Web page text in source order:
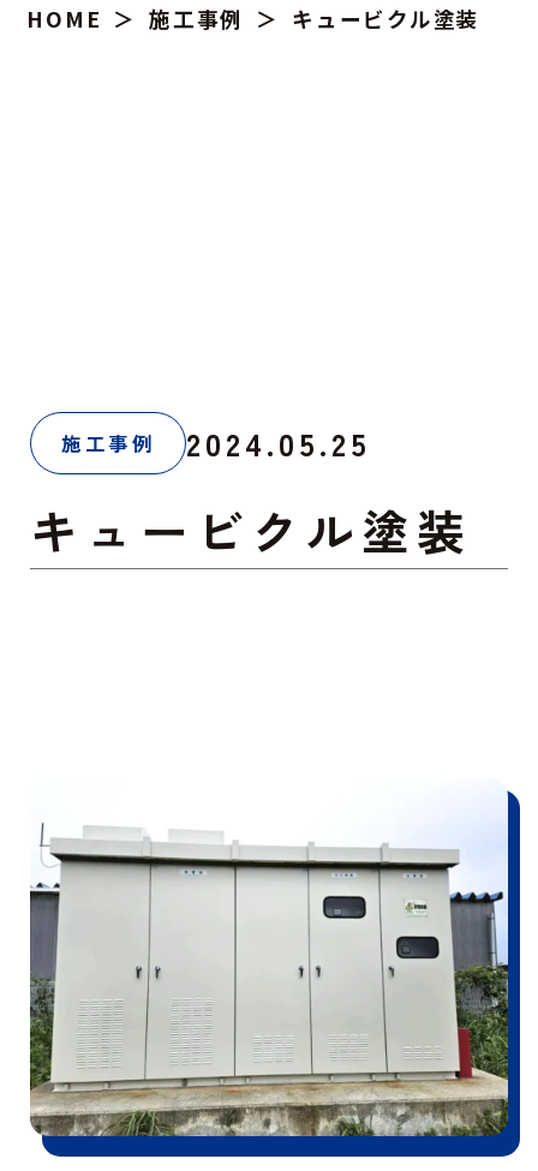
HOME 施工事例 キュービクル塗装
施工事例 2024.05.25
キュービクル塗装